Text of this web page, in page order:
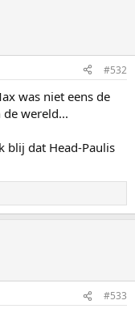
#532
was niet eens de
de wereld...
blij dat Head-Paulis
#533